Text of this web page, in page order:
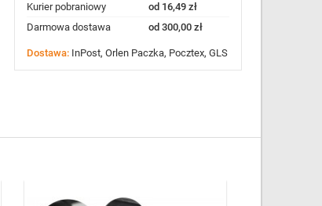
Kurier pobraniowy
od 16,49 zł
Darmowa dostawa
od 300,00 zł
Dostawa: InPost, Orlen Paczka, Pocztex, GLS